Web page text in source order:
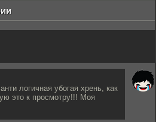
логичная убогая хрень, как
это к просмотру!!! Моя